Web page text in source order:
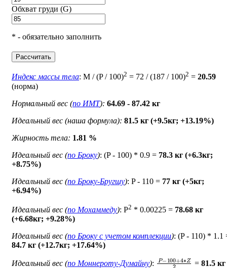
Обхват груди (G)
* - обязательно заполнить
Рассчитать
Индекс массы тела: M / (P / 100)2 = 72 / (187 / 100)2 = 20.59
(норма)
Нормальный вес (по ИМТ): 64.69 - 87.42 кг
Идеальный вес (наша формула): 81.5 кг (+9.5кг; +13.19%)
Жирность тела: 1.81 %
Идеальный вес (по Броку): (P - 100) * 0.9 = 78.3 кг (+6.3кг;
+8.75%)
Идеальный вес (по Броку-Бругшу): P - 110 = 77 кг (+5кг;
+6.94%)
Идеальный вес (по Мохаммеду): P2 * 0.00225 = 78.68 кг
(+6.68кг; +9.28%)
Идеальный вес (по Броку c учетом комплекции): (P - 110) * 1.1
84.7 кг (+12.7кг; +17.64%)
Идеальный вес (по Моннероту-Думайну): P− 100 +4∗ 2
=81.5 кг